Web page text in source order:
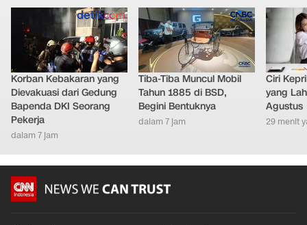
Korban Kebakaran yang
Dievakuasi dari Gedung
Bapenda DKI Seorang
Pekerja
dalam 7 jam
Tiba-Tiba Muncul Mobil
Tahun 1885 di BSD,
Begini Bentuknya
dalam 7 jam
Ciri
yang
Agustus
29 menit